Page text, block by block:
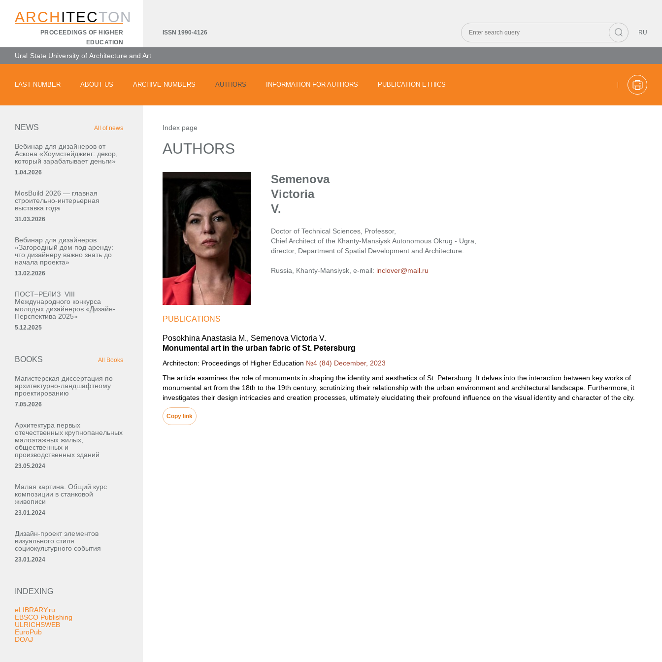
ARCHITECTON
PROCEEDINGS OF HIGHER
EDUCATION
ISSN 1990-4126 RU
Ural State University of Architecture and Art
LAST NUMBER ABOUT US ARCHIVE NUMBERS AUTHORS INFORMATION FOR AUTHORS PUBLICATION ETHICS
NEWS All of news
Вебинар для дизайнеров от
Аскона «Хоумстейджинг: декор,
который зарабатывает деньги»
1.04.2026
MosBuild 2026 — главная
строительно-интерьерная
выставка года
31.03.2026
Вебинар для дизайнеров
«Загородный дом под аренду:
что дизайнеру важно знать до
начала проекта»
13.02.2026
ПОСТ–РЕЛИЗ VIII
Международного конкурса
молодых дизайнеров «Дизайн-
Перспектива 2025»
5.12.2025
BOOKS All Books
Магистерская диссертация по
архитектурно-ландшафтному
проектированию
7.05.2026
Архитектура первых
отечественных крупнопанельных
малоэтажных жилых,
общественных и
производственных зданий
23.05.2024
Малая картина. Общий курс
композиции в станковой
живописи
23.01.2024
Дизайн-проект элементов
визуального стиля
социокультурного события
23.01.2024
INDEXING
eLIBRARY.ru
EBSCO Publishing
ULRICHSWEB
EuroPub
DOAJ
Index page
AUTHORS
Semenova
Victoria
V.
Doctor of Technical Sciences, Professor,
Chief Architect of the Khanty-Mansiysk Autonomous Okrug - Ugra,
director, Department of Spatial Development and Architecture.
Russia, Khanty-Mansiysk, e-mail: inclover@mail.ru
PUBLICATIONS
Posokhina Anastasia M., Semenova Victoria V.
Monumental art in the urban fabric of St. Petersburg
Architecton: Proceedings of Higher Education №4 (84) December, 2023
The article examines the role of monuments in shaping the identity and aesthetics of St. Petersburg. It delves into the interaction between key works of
monumental art from the 18th to the 19th century, scrutinizing their relationship with the urban environment and architectural landscape. Furthermore, it
investigates their design intricacies and creation processes, ultimately elucidating their profound influence on the visual identity and character of the city.
Copy link